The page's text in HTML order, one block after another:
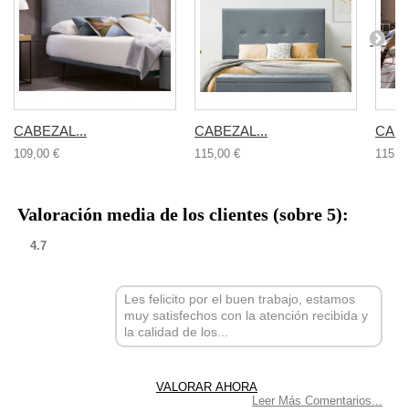
CABEZAL...
109,00 €
CABEZAL...
115,00 €
Valoración media de los clientes (sobre 5):
4.7
Les felicito por el buen trabajo, estamos
muy satisfechos con la atención recibida y
la calidad de los...
Leer Más Comentarios...